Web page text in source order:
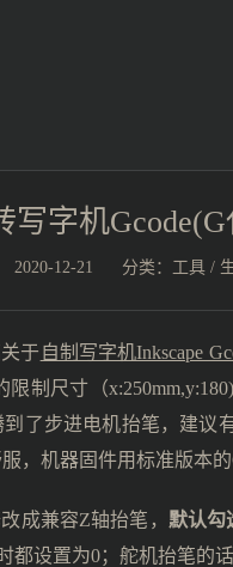
写字机
2020-12-21 分类： 工具 /
于 自制写字机Inkscape
制尺寸（
了步进电机抬笔，建议
，机器固件用标准版本的
成兼容Z轴抬笔， 默认勾
都设置为0；舵机抬笔的